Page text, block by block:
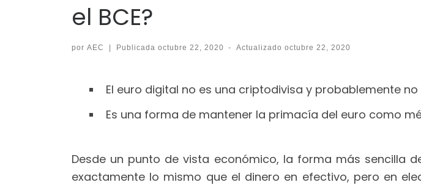
el BCE?
por AEC | Publicada octubre 22, 2020 - Actualizadooctubre 22, 2020
El euro digital no es una criptodivisa y probablemente
Es una forma de mantener la primacía del euro como
Desde un punto de vista económico, la forma más sencilla
exactamente lo mismo que el dinero en efectivo, pero en